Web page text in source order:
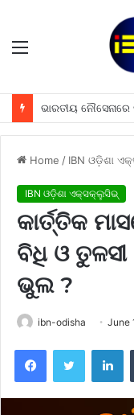
Menu
Home / IBN ଓଡ଼ିଶା
IBN ଓଡ଼ିଶା ଏକ୍ସକ୍ଲୁସିଭ୍
କାର୍ତ୍ତିକ
ବିଧି ଓ
ଭୁଲ ?
ibn-odisha June
FacebookTwitter